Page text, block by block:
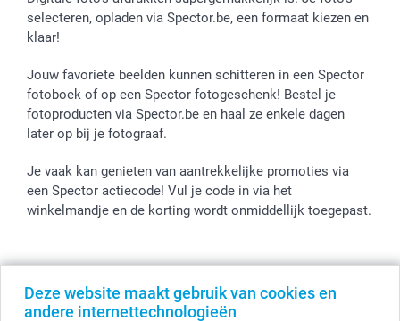
Deze website maakt gebruik van cookies en
andere internettechnologieën
selecteren, opladen via Spector.be, een formaat kiezen en
klaar!
Jouw favoriete beelden kunnen schitteren in een Spector
fotoboek of op een Spector fotogeschenk! Bestel je
fotoproducten via Spector.be en haal ze enkele dagen
later op bij je fotograaf.
Je vaak kan genieten van aantrekkelijke promoties via
een Spector actiecode! Vul je code in via het
winkelmandje en de korting wordt onmiddellijk toegepast.
© smartphoto group. Alle rechten voorbehouden